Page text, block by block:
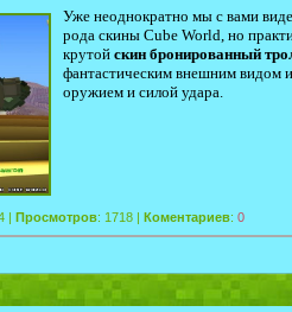
Уже неоднократно мы с вами
рода скины Cube World, но
крутой скин бронированный
фантастическим внешним видом
оружием и силой удара.
| Просмотров: 1718 | Коментариев: 0